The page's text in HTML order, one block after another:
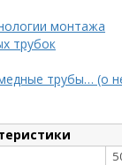
монтажа
трубок
трубы… (о